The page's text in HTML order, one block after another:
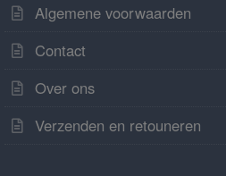
Algemene voorwaarden
Contact
Over ons
Verzenden en retouneren